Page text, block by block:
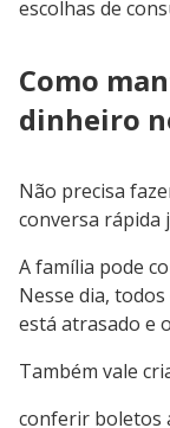
escolhas de
Como
dinheiro
Não precisa
conversa rápida
A família pode
Nesse dia,
está atrasado e
Também vale
conferir boletos